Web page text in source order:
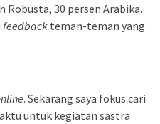
Robusta, 30 persen Arabika.
feedback teman-teman yang
. Sekarang saya fokus cari
untuk kegiatan sastra